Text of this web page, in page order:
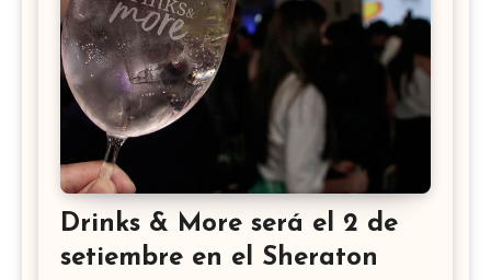
Drinks & More será el 2 de
setiembre en el Sheraton